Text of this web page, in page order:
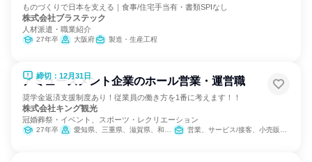
ものづくりで日本を支える｜食事/住宅手当有・書類SPIなし
株式会社ブラステック
人材派遣・職業紹介
27年卒 大阪府 製造・生産工程
締切：12月31日
アミューズメント企業のホール営業・運営職
奨学金返済支援制度あり！従業員の働き方を1番に考えます！！
株式会社キング観光
冠婚葬祭・イベント、スポーツ・レクリエーション
27年卒 愛知県、三重県、滋賀県、和歌山県 営業、サービス/接客、小売販売/流通、人事、総務、商品企画、マーケティング・広告・宣伝